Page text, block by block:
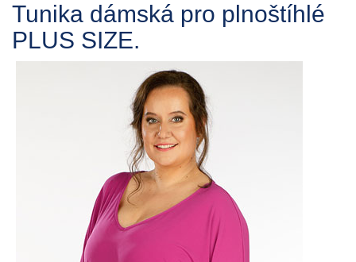
Tunika dámská pro plnoštíhlé
PLUS SIZE.